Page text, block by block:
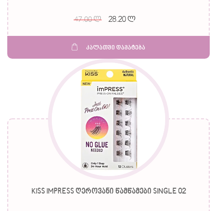
47.00 ლ 28.20 ლ
კალათში დამატება
KISS IMPRESS ღეროვანი წამწამები SINGLE 02